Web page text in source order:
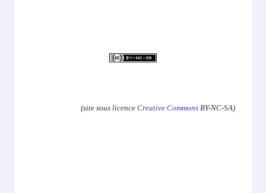
(site sous licence Creative CommonsBY-NC-SA)